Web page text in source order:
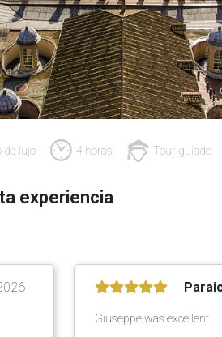
de lujo 4 horas Tour guiado
experiencia
Giuseppe was excellent.